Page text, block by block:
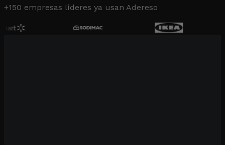
+150 empresas líderes ya usan Adereso